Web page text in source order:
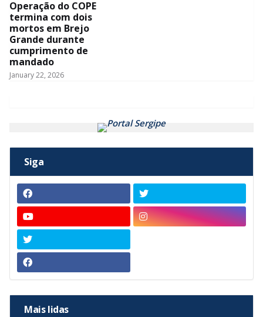
Operação do COPE
termina com dois
mortos em Brejo
Grande durante
cumprimento de
mandado
January 22, 2026
Siga
Mais lidas